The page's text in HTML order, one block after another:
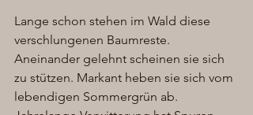
Lange schon stehen im Wald diese
verschlungenen Baumreste.
Aneinander gelehnt scheinen sie sich
zu stützen. Markant heben sie sich vom
lebendigen Sommergrün ab.